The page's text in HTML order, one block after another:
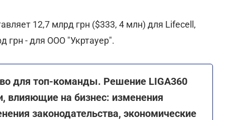
12,7 млрд грн ($333, 4 млн) для Lifecell,
грн - для ООО "Укртауер".
для топ-команды. Решение LIGA360
влияющие на бизнес: изменения
законодательства, экономические